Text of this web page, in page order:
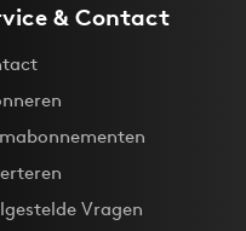
& Contact
Vragen